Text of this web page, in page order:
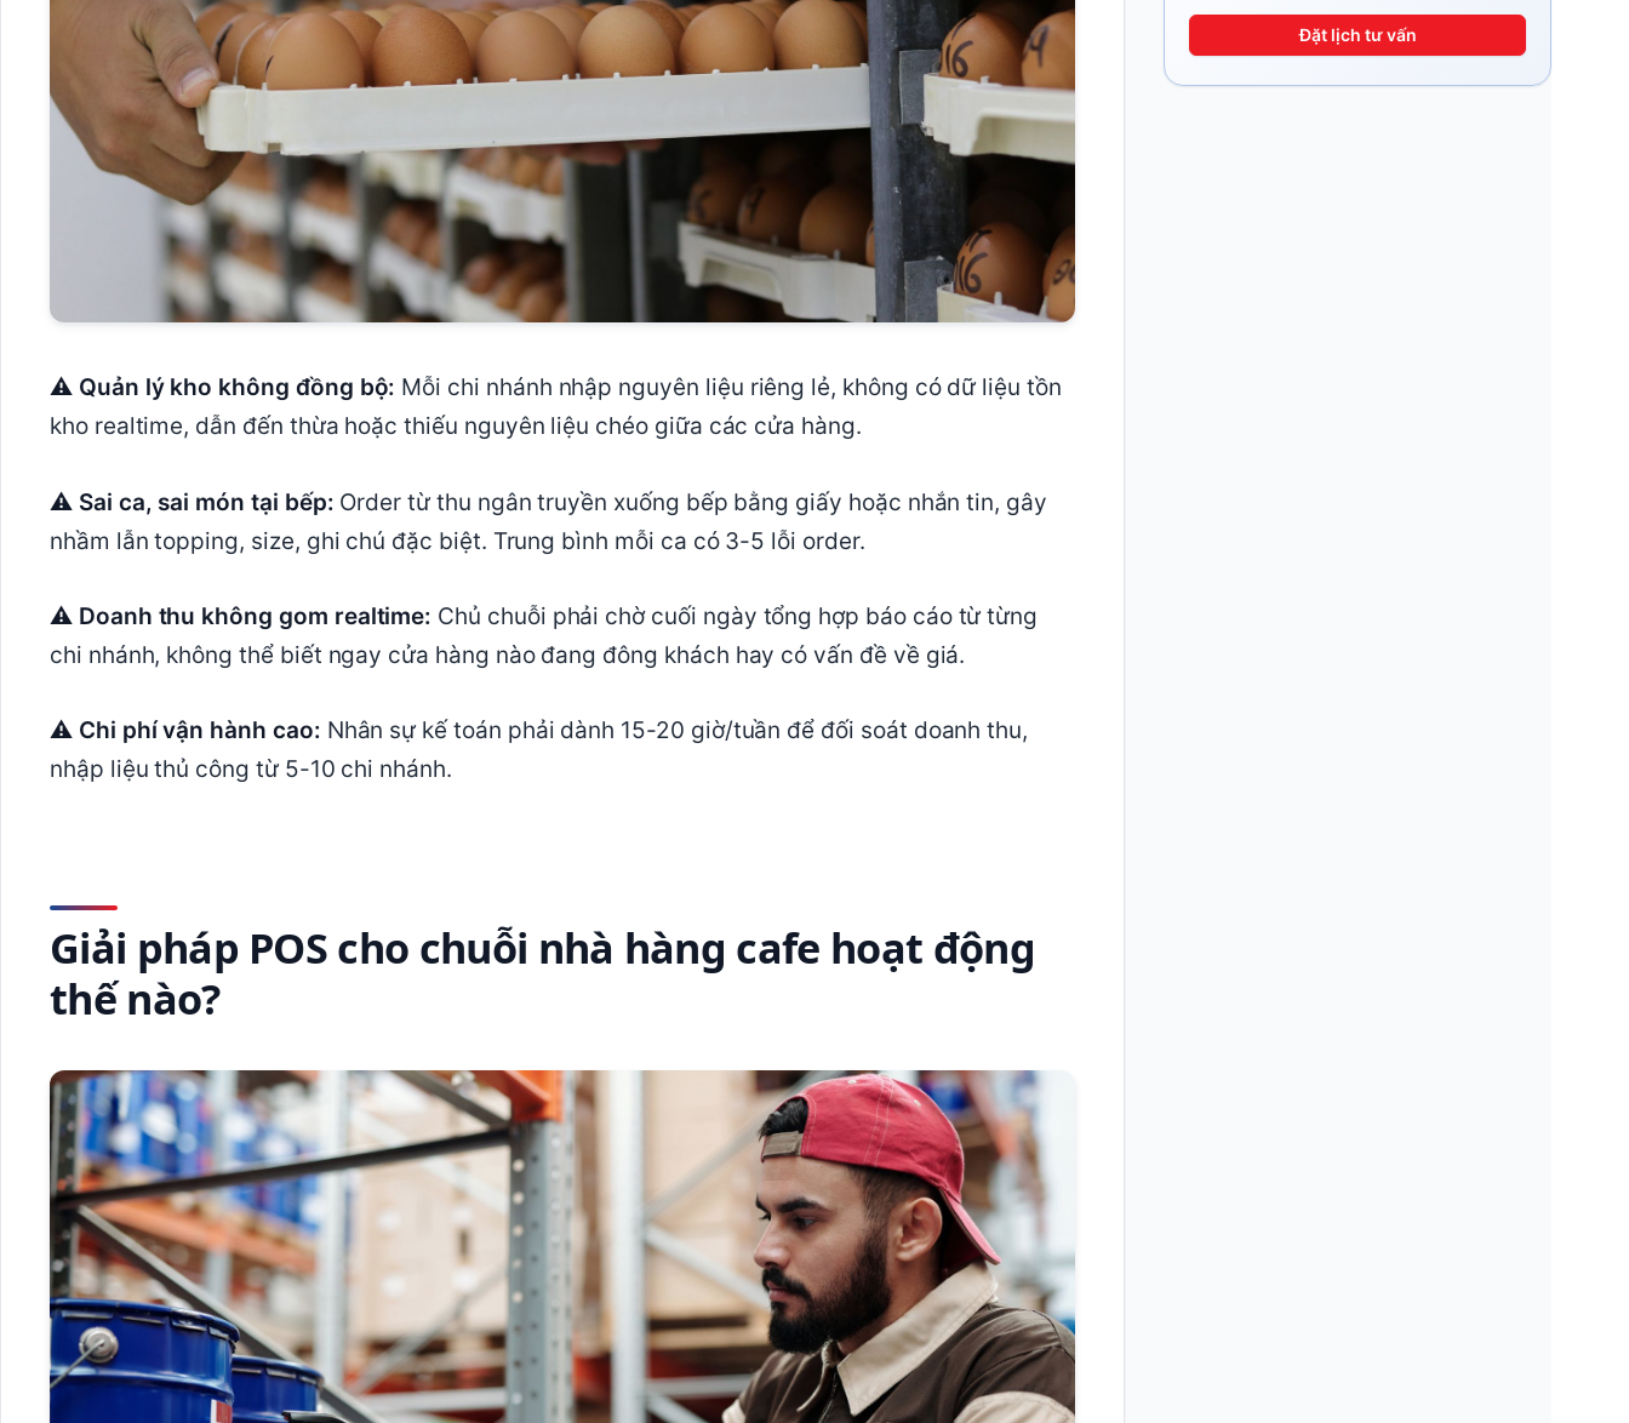
⚠ Quản lý kho không đồng bộ: Mỗi chi nhánh nhập nguyên liệu riêng lẻ, không có dữ liệu tồn
kho realtime, dẫn đến thừa hoặc thiếu nguyên liệu chéo giữa các cửa hàng.
⚠ Sai ca, sai món tại bếp: Order từ thu ngân truyền xuống bếp bằng giấy hoặc nhắn tin, gây
nhầm lẫn topping, size, ghi chú đặc biệt. Trung bình mỗi ca có 3-5 lỗi order.
⚠ Doanh thu không gom realtime: Chủ chuỗi phải chờ cuối ngày tổng hợp báo cáo từ từng
chi nhánh, không thể biết ngay cửa hàng nào đang đông khách hay có vấn đề về giá.
⚠ Chi phí vận hành cao: Nhân sự kế toán phải dành 15-20 giờ/tuần để đối soát doanh thu,
nhập liệu thủ công từ 5-10 chi nhánh.
Giải pháp POS cho chuỗi nhà hàng cafe hoạt động
thế nào?
Đặt lịch tư vấn